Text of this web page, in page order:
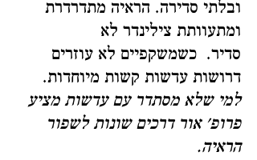
ובלתי סדירה. הראיה מתדרדרת
ומתעוותת צילינדר לא
סדיר. כשמשקפיים לא עוזרים
דרושות עדשות קשות מיוחדות.
למי שלא מסתדר עם עדשות מציע
פרופ' אור דרכים שונות לשפור
הראיה.